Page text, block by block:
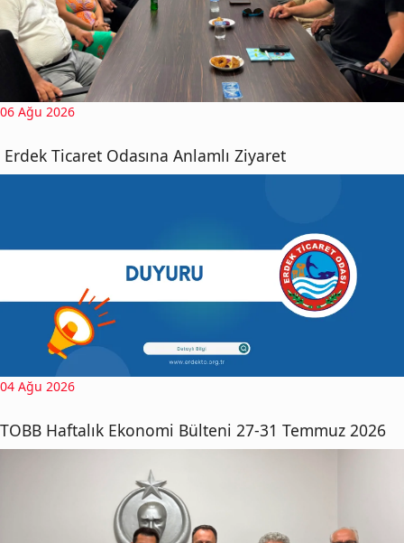
06 Ağu 2026
Erdek Ticaret Odasına Anlamlı Ziyaret
04 Ağu 2026
TOBB Haftalık Ekonomi Bülteni 27-31 Temmuz 2026